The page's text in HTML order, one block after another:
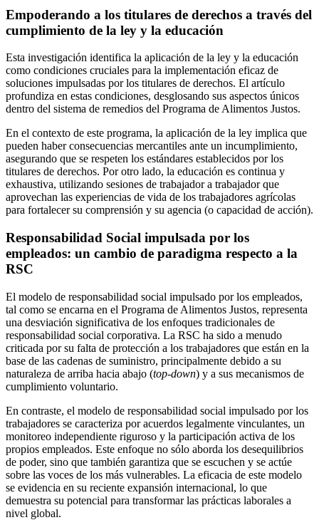
Empoderando a los titulares de derechos a través del
cumplimiento de la ley y la educación
Esta investigación identifica la aplicación de la ley y la educación
como condiciones cruciales para la implementación eficaz de
soluciones impulsadas por los titulares de derechos. El artículo
profundiza en estas condiciones, desglosando sus aspectos únicos
dentro del sistema de remedios del Programa de Alimentos Justos.
En el contexto de este programa, la aplicación de la ley implica que
pueden haber consecuencias mercantiles ante un incumplimiento,
asegurando que se respeten los estándares establecidos por los
titulares de derechos. Por otro lado, la educación es continua y
exhaustiva, utilizando sesiones de trabajador a trabajador que
aprovechan las experiencias de vida de los trabajadores agrícolas
para fortalecer su comprensión y su agencia (o capacidad de acción).
Responsabilidad Social impulsada por los
empleados: un cambio de paradigma respecto a la
RSC
El modelo de responsabilidad social impulsado por los empleados,
tal como se encarna en el Programa de Alimentos Justos, representa
una desviación significativa de los enfoques tradicionales de
responsabilidad social corporativa. La RSC ha sido a menudo
criticada por su falta de protección a los trabajadores que están en la
base de las cadenas de suministro, principalmente debido a su
naturaleza de arriba hacia abajo (top-down) y a sus mecanismos de
cumplimiento voluntario.
En contraste, el modelo de responsabilidad social impulsado por los
trabajadores se caracteriza por acuerdos legalmente vinculantes, un
monitoreo independiente riguroso y la participación activa de los
propios empleados. Este enfoque no sólo aborda los desequilibrios
de poder, sino que también garantiza que se escuchen y se actúe
sobre las voces de los más vulnerables. La eficacia de este modelo
se evidencia en su reciente expansión internacional, lo que
demuestra su potencial para transformar las prácticas laborales a
nivel global.